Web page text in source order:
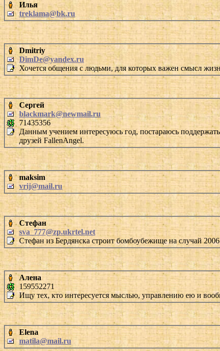
Илья
treklama@bk.ru
Dmitriy
DimDe@yandex.ru
Хочется общения с людьми, для которых важен смысл
Сергей
blackmark@newmail.ru
71435356
Данным учением интересуюсь год, постараюсь
друзей FallenAngel.
maksim
vrij@mail.ru
Стефан
sva_777@zp.ukrtel.net
Стефан из Бердянска строит бомбоубежище на случай
Алена
159552271
Ищу тех, кто интересуется мыслью, управлению ею и
Elena
matila@mail.ru